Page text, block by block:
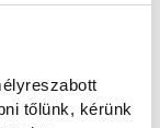
tőlünk, kérünk